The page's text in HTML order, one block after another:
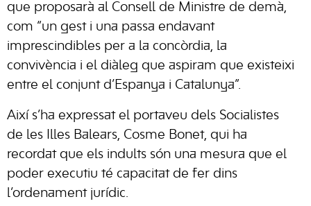
que proposarà al Consell de Ministre de demà,
com “un gest i una passa endavant
imprescindibles per a la concòrdia, la
convivència i el diàleg que aspiram que existeixi
entre el conjunt d’Espanya i Catalunya”.
Així s’ha expressat el portaveu dels Socialistes
de les Illes Balears, Cosme Bonet, qui ha
recordat que els indults són una mesura que el
poder executiu té capacitat de fer dins
l’ordenament jurídic.